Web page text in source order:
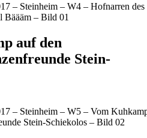
– Steinheim – W4 – Hofnarren des
Bäääm – Bild 01
auf den
Stein-
– Steinheim – W5 – Vom
Stein-Schiekolos – Bild 02